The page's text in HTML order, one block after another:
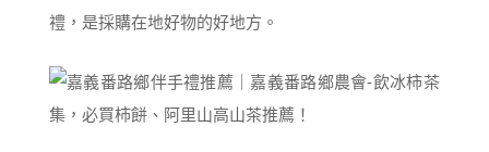
禮，是採購在地好物的好地方。